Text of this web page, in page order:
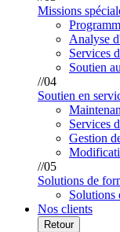
Missions
Analyse
Services
Soutien
//04
Soutien en
Services
Gestion
//05
Solutions de
Solutions
Nos clients
Retour